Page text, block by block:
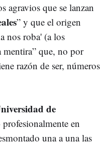
agravios que se lanzan
” y que el origen
nos roba' (a los
mentira” que, no por
razón de ser, números
de
en
una a una las